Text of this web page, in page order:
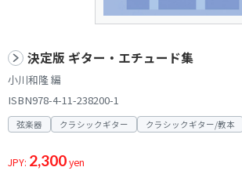
決定版 ギター・エチュード集
小川和隆 編
ISBN978-4-11-238200-1
弦楽器 クラシックギター クラシックギター/教本
JPY: 2,300yen